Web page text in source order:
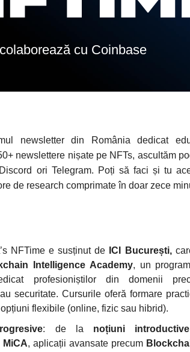
cu Coinbase
newsletter din România dedicat
newslettere nișate pe NFTs, ascultăm
ori Telegram. Poți să faci și tu
de research comprimate în doar zece
NFTime e susținut de ICI București,
Intelligence Academy, un
profesioniștilor din domenii
securitate. Cursurile oferă formare
flexibile (online, fizic sau hibrid).
: de la noțiuni introductive
MiCA, aplicații avansate precum